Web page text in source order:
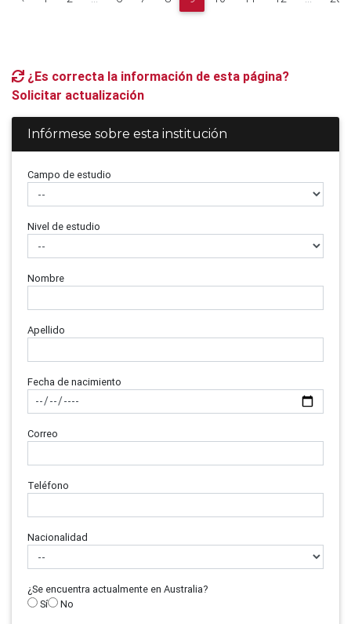
¿Es correcta la información de esta página?
Solicitar actualización
Infórmese sobre esta institución
Campo de estudio
Nivel de estudio
Nombre
Apellido
Fecha de nacimiento
Correo
Teléfono
Nacionalidad
¿Se encuentra actualmente en Australia?
Sí
No